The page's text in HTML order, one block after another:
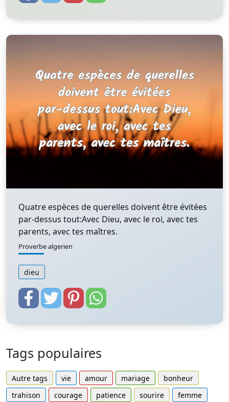
Quatre espèces de querelles doivent être évitées
par-dessus tout:Avec Dieu, avec le roi, avec tes
parents, avec tes maîtres.
Proverbe algerien
dieu
Tags populaires
Autre tags vie amour mariage
bonheur
trahison
courage patience sourire
femme